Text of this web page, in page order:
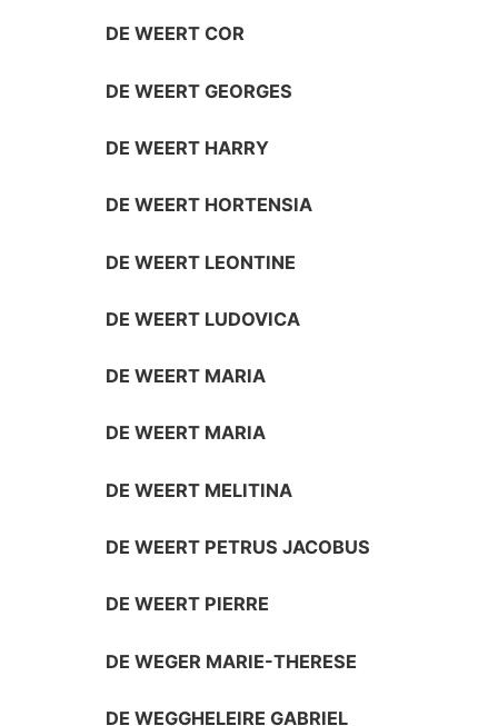
DE WEERT COR
DE WEERT GEORGES
DE WEERT HARRY
DE WEERT HORTENSIA
DE WEERT LEONTINE
DE WEERT LUDOVICA
DE WEERT MARIA
DE WEERT MARIA
DE WEERT MELITINA
DE WEERT PETRUS JACOBUS
DE WEERT PIERRE
DE WEGER MARIE-THERESE
DE WEGGHELEIRE GABRIEL